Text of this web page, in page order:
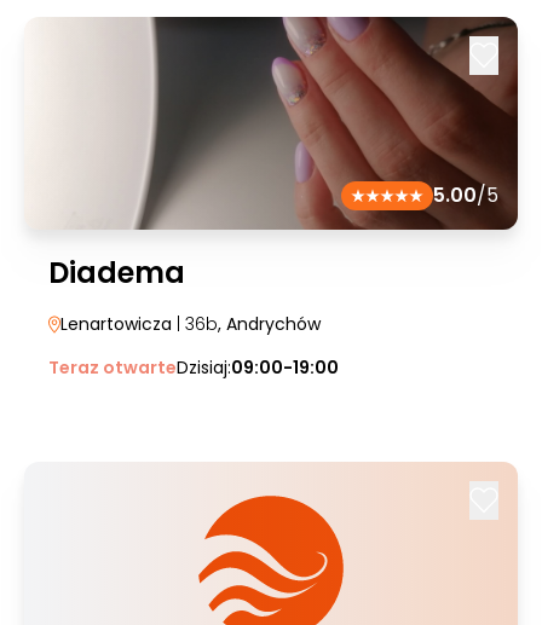
5.00/5
Diadema
Lenartowicza | 36b, Andrychów
Teraz otwarteDzisiaj:09:00-19:00